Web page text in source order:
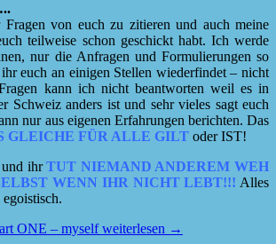
von euch zu zitieren und auch meine
teilweise schon geschickt habt. Ich werde
nur die Anfragen und Formulierungen so
euch an einigen Stellen wiederfindet – nicht
kann ich nicht beantworten weil es in
Schweiz anders ist und sehr vieles sagt euch
nur aus eigenen Erfahrungen berichten. Das
GLEICHE FÜR ALLE GILT oder IST!
und ihrTUT NIEMAND ANDEREM WEH
WENN IHR NICHT LEBT!!! Alles
ONE – myselfweiterlesen →